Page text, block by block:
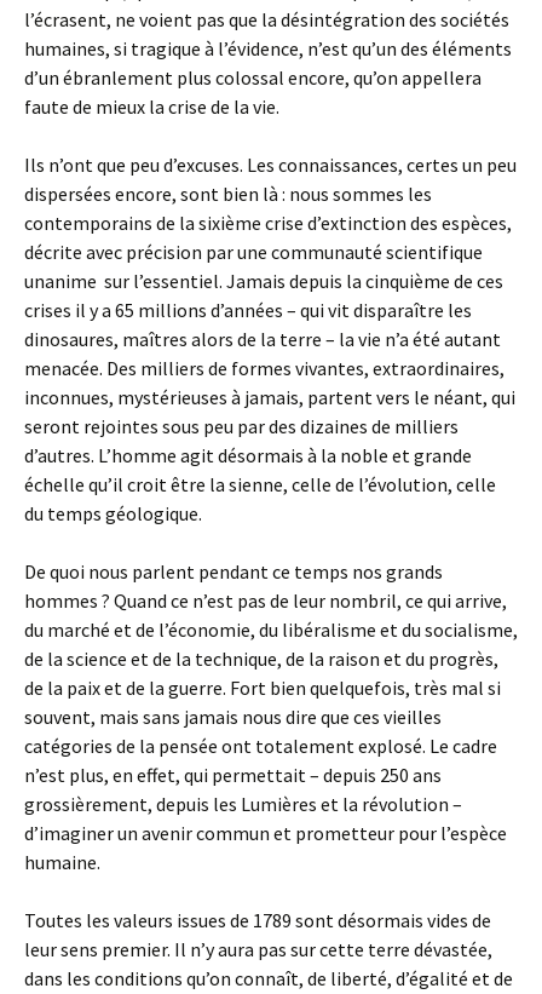
l’écrasent, ne voient pas que la désintégration des sociétés
humaines, si tragique à l’évidence, n’est qu’un des éléments
d’un ébranlement plus colossal encore, qu’on appellera
faute de mieux la crise de la vie.
Ils n’ont que peu d’excuses. Les connaissances, certes un peu
dispersées encore, sont bien là : nous sommes les
contemporains de la sixième crise d’extinction des espèces,
décrite avec précision par une communauté scientifique
unanime sur l’essentiel. Jamais depuis la cinquième de ces
crises il y a 65 millions d’années – qui vit disparaître les
dinosaures, maîtres alors de la terre – la vie n’a été autant
menacée. Des milliers de formes vivantes, extraordinaires,
inconnues, mystérieuses à jamais, partent vers le néant, qui
seront rejointes sous peu par des dizaines de milliers
d’autres. L’homme agit désormais à la noble et grande
échelle qu’il croit être la sienne, celle de l’évolution, celle
du temps géologique.
De quoi nous parlent pendant ce temps nos grands
hommes ? Quand ce n’est pas de leur nombril, ce qui arrive,
du marché et de l’économie, du libéralisme et du socialisme,
de la science et de la technique, de la raison et du progrès,
de la paix et de la guerre. Fort bien quelquefois, très mal si
souvent, mais sans jamais nous dire que ces vieilles
catégories de la pensée ont totalement explosé. Le cadre
n’est plus, en effet, qui permettait – depuis 250 ans
grossièrement, depuis les Lumières et la révolution –
d’imaginer un avenir commun et prometteur pour l’espèce
humaine.
Toutes les valeurs issues de 1789 sont désormais vides de
leur sens premier. Il n’y aura pas sur cette terre dévastée,
dans les conditions qu’on connaît, de liberté, d’égalité et de